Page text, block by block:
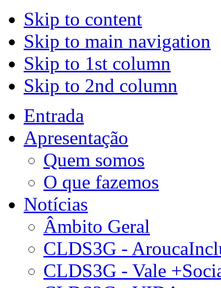
Skip to content
Skip to main navigation
Skip to 1st column
Skip to 2nd column
Entrada
Apresentação
Quem somos
O que fazemos
Notícias
Âmbito Geral
CLDS3G -
CLDS3G - Vale